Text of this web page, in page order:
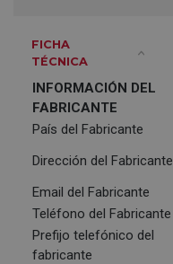
FICHA
TÉCNICA
INFORMACIÓN DEL
FABRICANTE
País del Fabricante
Dirección del Fabricante
Email del Fabricante
Teléfono del Fabricante
Prefijo telefónico del
fabricante